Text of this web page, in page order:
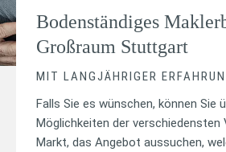
Bodenständiges
Großraum Stuttgart
MIT LANGJÄHRIGER
Falls Sie es wünschen, können Sie
Möglichkeiten der verschiedensten
Markt, das Angebot aussuchen,